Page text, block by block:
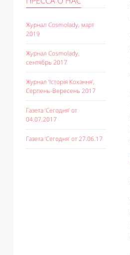
Журнал Cosmolady, март
2019
Журнал Cosmolady,
сентябрь 2017
Журнал ‘Історія Кохання’,
Серпень-Вересень 2017
Газета ‘Сегодня’ от
04.07.2017
Газета ‘Сегодня’ от 27.06.17